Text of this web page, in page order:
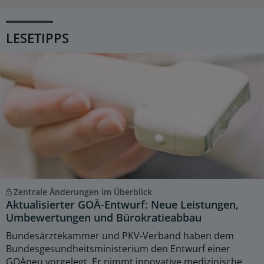
LESETIPPS
Zentrale Änderungen im Überblick
Aktualisierter GOÄ-Entwurf: Neue Leistungen,
Umbewertungen und Bürokratieabbau
Bundesärztekammer und PKV-Verband haben dem
Bundesgesundheitsministerium den Entwurf einer